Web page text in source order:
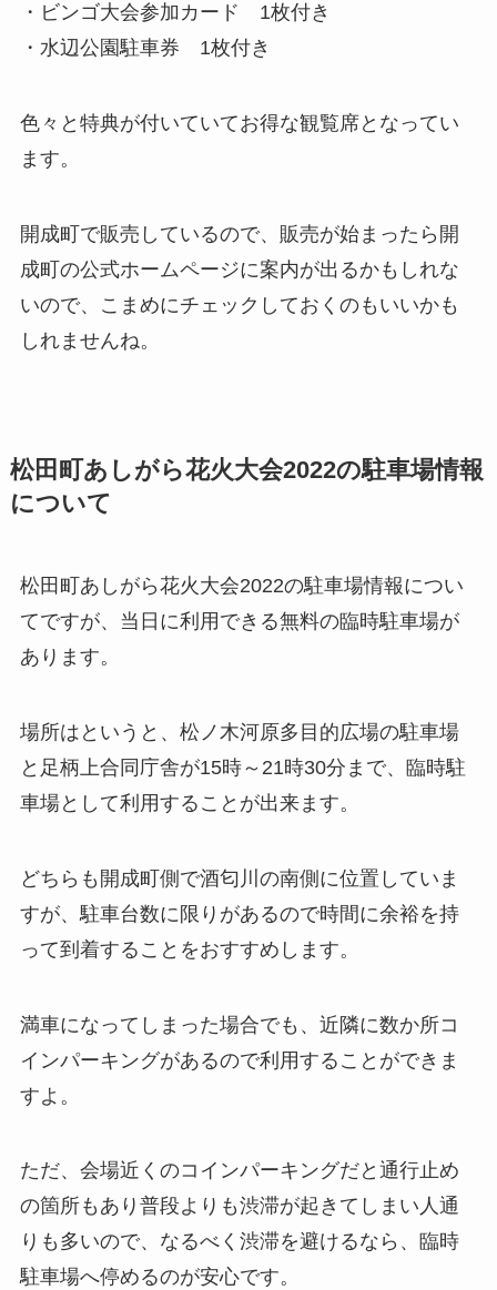
・ビンゴ大会参加カード 1枚付き
・水辺公園駐車券 1枚付き
色々と特典が付いていてお得な観覧席となってい
ます。
開成町で販売しているので、販売が始まったら開
成町の公式ホームページに案内が出るかもしれな
いので、こまめにチェックしておくのもいいかも
しれませんね。
松田町あしがら花火大会2022の駐車場情報
について
松田町あしがら花火大会2022の駐車場情報につい
てですが、当日に利用できる無料の臨時駐車場が
あります。
場所はというと、松ノ木河原多目的広場の駐車場
と足柄上合同庁舎が15時～21時30分まで、臨時駐
車場として利用することが出来ます。
どちらも開成町側で酒匂川の南側に位置していま
すが、駐車台数に限りがあるので時間に余裕を持
って到着することをおすすめします。
満車になってしまった場合でも、近隣に数か所コ
インパーキングがあるので利用することができま
すよ。
ただ、会場近くのコインパーキングだと通行止め
の箇所もあり普段よりも渋滞が起きてしまい人通
りも多いので、なるべく渋滞を避けるなら、臨時
駐車場へ停めるのが安心です。